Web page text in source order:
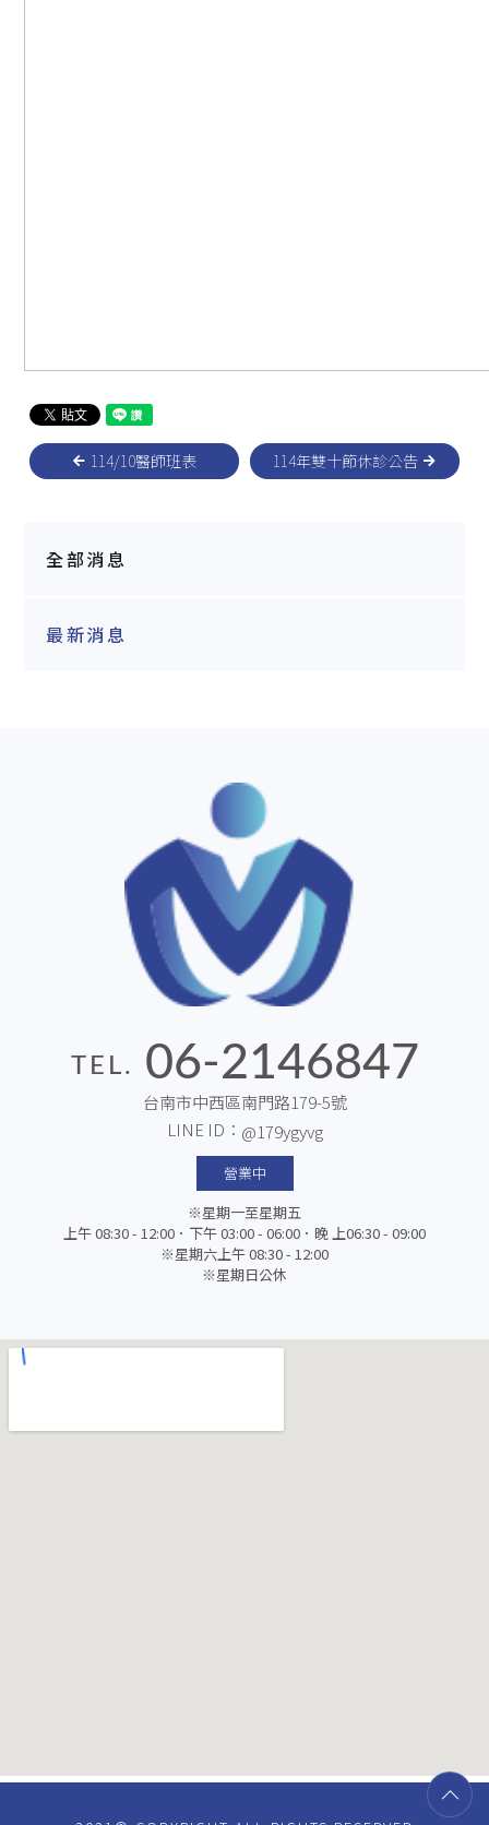
全部消息
最新消息
114/10醫師班表 114年雙十節休診公告
TEL. 06-2146847
台南市中西區南門路179-5號
LINE ID： @179ygyvg
營業中
※星期一至星期五
上午 08:30 - 12:00．下午 03:00 - 06:00．晚 上06:30 - 09:00
※星期六上午 08:30 - 12:00
※星期日公休